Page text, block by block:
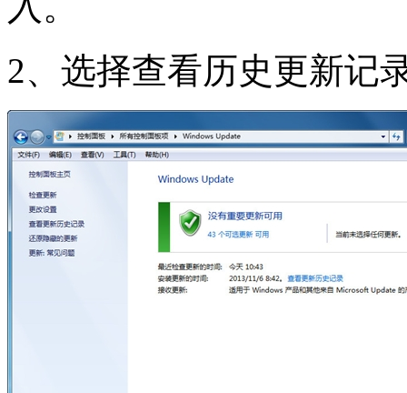
2、选择查看历史更新记